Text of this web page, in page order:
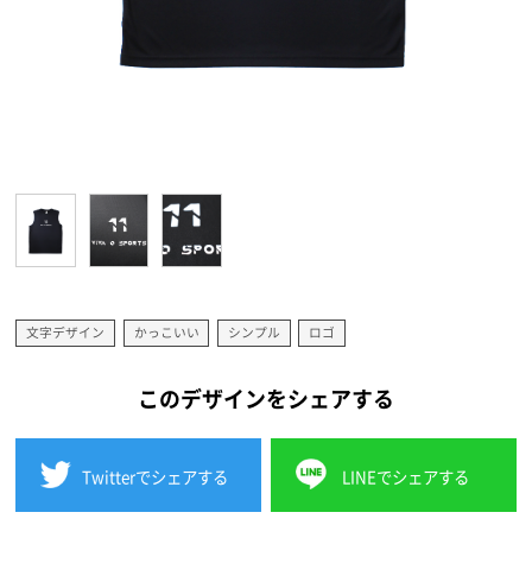
文字デザイン かっこいい シンプル ロゴ
このデザインをシェアする
Twitterでシェアする LINEでシェアする